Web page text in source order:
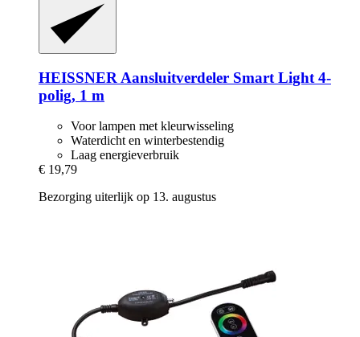
HEISSNER Aansluitverdeler Smart Light 4-​
polig, 1 m
Voor lampen met kleurwisseling
Waterdicht en winterbestendig
Laag energieverbruik
€ 19,79
Bezorging uiterlijk op 13. augustus